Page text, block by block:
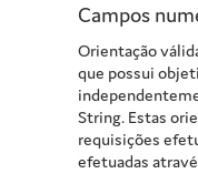
Campos
Orientação
que possui
String. Estas
requisições
efetuadas